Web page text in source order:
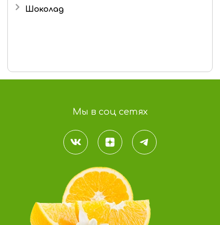
Грейпфрут
Шоколад
Мы в соц сетях